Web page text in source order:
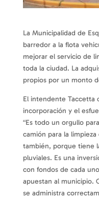
La Municipalidad de
barredor a la flota
mejorar el servicio de
toda la ciudad. La
propios por un monto
El intendente Taccetta
incorporación y el
“Es todo un orgullo
camión para la
también, porque tiene
pluviales. Es una
con fondos de cada
apuestan al municipio.
se administra